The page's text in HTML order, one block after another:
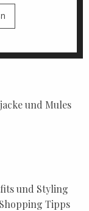
und Mules
und Styling
Tipps